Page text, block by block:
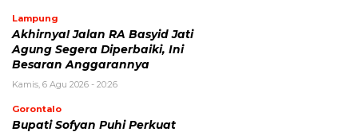
Lampung
Akhirnya! Jalan RA Basyid Jati
Agung Segera Diperbaiki, Ini
Besaran Anggarannya
Kamis, 6 Agu 2026 - 20:26
Gorontalo
Bupati Sofyan Puhi Perkuat